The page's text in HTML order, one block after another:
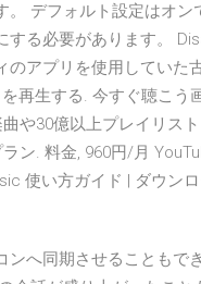
。 デフォルト設定はオ
る必要があります。
のアプリを使用してい
再生する. 今すぐ聴こ
や30億以上プレイリス
ン. 料金, 960円/月
使い方ガイド | ダウン
ンへ同期させることもで